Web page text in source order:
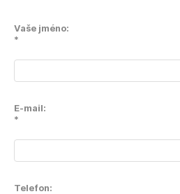
Vaše jméno:
*
E-mail:
*
Telefon: